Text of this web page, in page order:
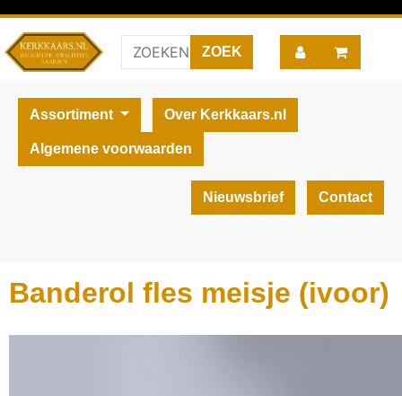
Assortiment Over Kerkkaars.nl
Algemene voorwaarden
Nieuwsbrief Contact
Banderol fles meisje (ivoor)